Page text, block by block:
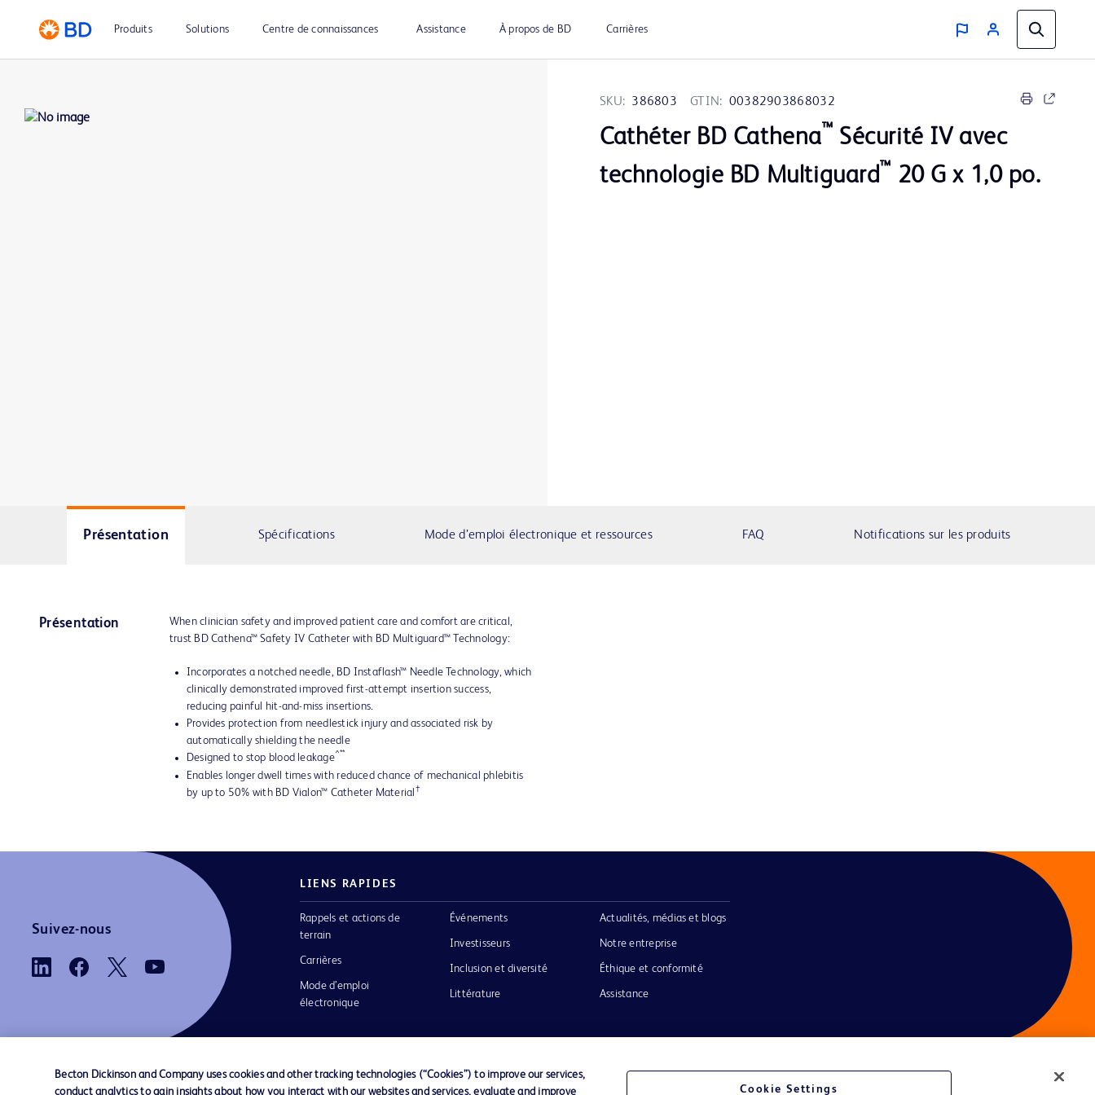
Produits Solutions Centre de connaissances Assistance À propos de BD Carrières
SKU: 386803 GTIN: 00382903868032
Cathéter BD Cathena™ Sécurité IV avec
technologie BD Multiguard™ 20 G x 1,0 po.
Présentation Spécifications Mode d’emploi électronique et ressources FAQ Notifications sur les produits
Présentation
When clinician safety and improved patient care and comfort are critical,
trust BD Cathena™ Safety IV Catheter with BD Multiguard™ Technology:
Incorporates a notched needle, BD Instaflash™ Needle Technology, which
clinically demonstrated improved first-attempt insertion success,
reducing painful hit-and-miss insertions.
Provides protection from needlestick injury and associated risk by
automatically shielding the needle
Designed to stop blood leakage^**
Enables longer dwell times with reduced chance of mechanical phlebitis
by up to 50% with BD Vialon™ Catheter Material †
Suivez-nous
LIENS RAPIDES
Rappels et actions de
terrain
Carrières
Mode d’emploi
électronique
Événements
Investisseurs
Inclusion et diversité
Littérature
Actualités, médias et blogs
Notre entreprise
Éthique et conformité
Assistance
Becton Dickinson and Company uses cookies and other tracking technologies (“Cookies”) to improve our services,
conduct analytics to gain insights about how you interact with our websites and services, evaluate and improve
Cookie Settings